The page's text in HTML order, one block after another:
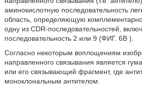
аминокислотную последовательность
область, определяющую
одну из CDR-последовательностей,
последовательность 2 или 9 (ФИГ. 6В ).
Согласно некоторым воплощениям
направленного связывания является
или его связывающий фрагмент, где
моноклональным антителом.